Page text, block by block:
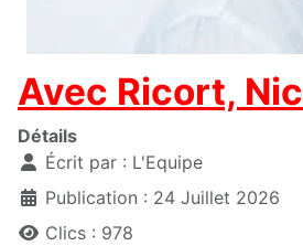
Avec Ricort,
Détails
Écrit par : L'Equipe
Publication : 24 Juillet 2026
Clics : 978